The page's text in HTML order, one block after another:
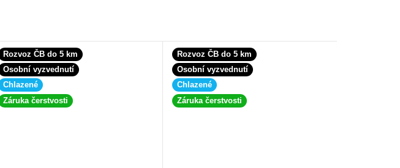
Rozvoz ČB do 5 km
Osobní vyzvednutí
Chlazené
Záruka čerstvosti
Rozvoz ČB do 5 km
Osobní vyzvednutí
Chlazené
Záruka čerstvosti